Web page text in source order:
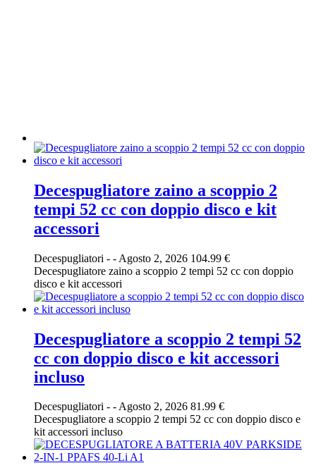
Decespugliatore zaino a scoppio 2
tempi 52 cc con doppio disco e kit
accessori
Decespugliatori - - Agosto 2, 2026 104.99 €
Decespugliatore zaino a scoppio 2 tempi 52 cc con doppio
disco e kit accessori
Decespugliatore a scoppio 2 tempi 52
cc con doppio disco e kit accessori
incluso
Decespugliatori - -Agosto 2, 2026 81.99 €
Decespugliatore a scoppio 2 tempi 52 cc con doppio disco e
kit accessori incluso